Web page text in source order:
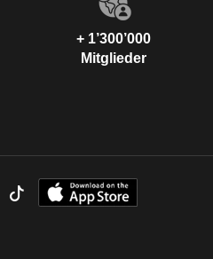
+ 1’300’000
Mitglieder